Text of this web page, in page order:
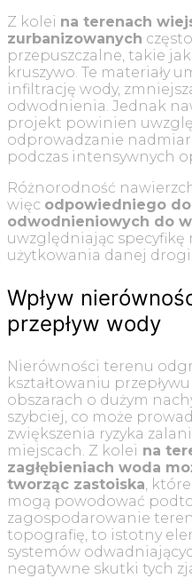
Z kolei na terenach
zurbanizowanych
przepuszczalne, takie
kruszywo. Te materiały
infiltrację wody,
odwodnienia. Jednak
projekt powinien
odprowadzanie
podczas intensywnych
Różnorodność
więc odpowiedniego
odwodnieniowych do
uwzględniając specyfikę
użytkowania danej drogi.
Wpływ
przepływ wody
Nierówności terenu
kształtowaniu
obszarach o dużym
szybciej, co może
zwiększenia ryzyka
miejscach. Z kolei na
zagłębieniach woda
tworząc zastoiska,
mogą powodować
zagospodarowanie
topografię, to istotny
systemów
negatywne skutki tych